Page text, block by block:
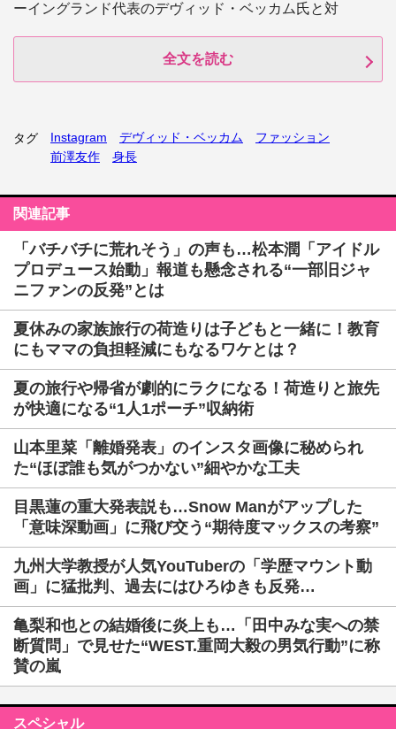
ーイングランド代表のデヴィッド・ベッカム氏と対
全文を読む
タグ Instagram デヴィッド・ベッカム
ファッション
前澤友作
身長
関連記事
「バチバチに荒れそう」の声も…松本潤「アイドル
プロデュース始動」報道も懸念される“一部旧ジャ
ニファンの反発”とは
夏休みの家族旅行の荷造りは子どもと一緒に！教育
にもママの負担軽減にもなるワケとは？
夏の旅行や帰省が劇的にラクになる！荷造りと旅先
が快適になる“1人1ポーチ”収納術
山本里菜「離婚発表」のインスタ画像に秘められ
た“ほぼ誰も気がつかない”細やかな工夫
目黒蓮の重大発表説も…Snow Manがアップした
「意味深動画」に飛び交う“期待度マックスの考察”
九州大学教授が人気YouTuberの「学歴マウント動
画」に猛批判、過去にはひろゆきも反発…
亀梨和也との結婚後に炎上も…「田中みな実への禁
断質問」で見せた“WEST.重岡大毅の男気行動”に称
賛の嵐
スペシャル